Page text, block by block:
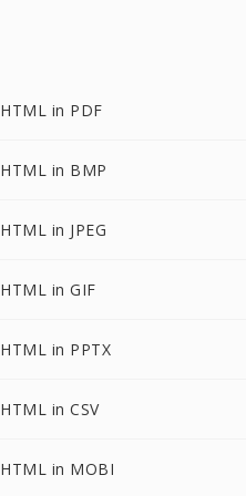
HTML in PDF
HTML in BMP
HTML in JPEG
HTML in GIF
HTML in PPTX
HTML in CSV
HTML in MOBI